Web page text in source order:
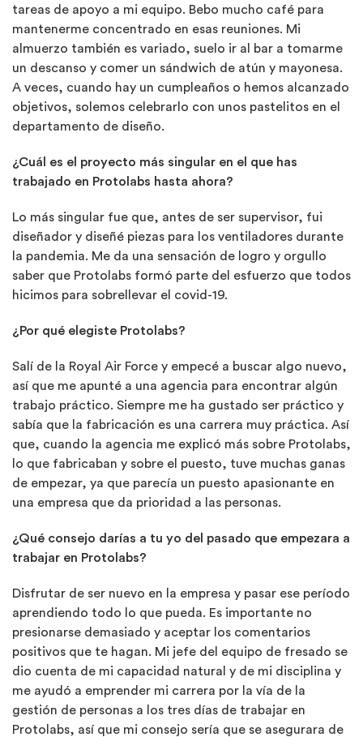
tareas de apoyo a mi equipo. Bebo mucho café para
mantenerme concentrado en esas reuniones. Mi
almuerzo también es variado, suelo ir al bar a tomarme
un descanso y comer un sándwich de atún y mayonesa.
A veces, cuando hay un cumpleaños o hemos alcanzado
objetivos, solemos celebrarlo con unos pastelitos en el
departamento de diseño.
¿Cuál es el proyecto más singular en el que has
trabajado en Protolabs hasta ahora?
Lo más singular fue que, antes de ser supervisor, fui
diseñador y diseñé piezas para los ventiladores durante
la pandemia. Me da una sensación de logro y orgullo
saber que Protolabs formó parte del esfuerzo que todos
hicimos para sobrellevar el covid-19.
¿Por qué elegiste Protolabs?
Salí de la Royal Air Force y empecé a buscar algo nuevo,
así que me apunté a una agencia para encontrar algún
trabajo práctico. Siempre me ha gustado ser práctico y
sabía que la fabricación es una carrera muy práctica. Así
que, cuando la agencia me explicó más sobre Protolabs,
lo que fabricaban y sobre el puesto, tuve muchas ganas
de empezar, ya que parecía un puesto apasionante en
una empresa que da prioridad a las personas.
¿Qué consejo darías a tu yo del pasado que empezara a
trabajar en Protolabs?
Disfrutar de ser nuevo en la empresa y pasar ese período
aprendiendo todo lo que pueda. Es importante no
presionarse demasiado y aceptar los comentarios
positivos que te hagan. Mi jefe del equipo de fresado se
dio cuenta de mi capacidad natural y de mi disciplina y
me ayudó a emprender mi carrera por la vía de la
gestión de personas a los tres días de trabajar en
Protolabs, así que mi consejo sería que se asegurara de